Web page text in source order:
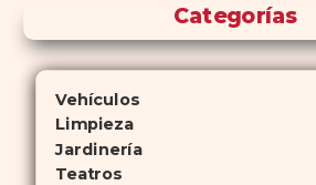
Categorías
Vehículos
Limpieza
Jardinería
Teatros